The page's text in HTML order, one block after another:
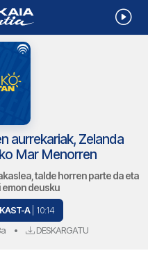
aurrekariak, Zelanda
Mar Menorren
talde horren parte da eta
deusku
A | 10:14
• DESKARGATU